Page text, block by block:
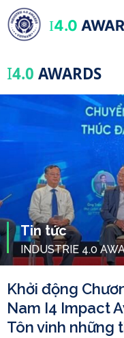
I4.0
I4.0 AWARDS
Tin tức
INDUSTRIE 4.0
Khởi động
Nam I4 Impact
Tôn vinh những